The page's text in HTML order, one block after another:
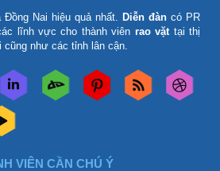
Đồng Nai hiệu quả nhất. Diễn đàn có PR
lĩnh vực cho thành viên rao vặttại thị
như các tỉnh lân cận.
VIÊN CẦN CHÚ Ý